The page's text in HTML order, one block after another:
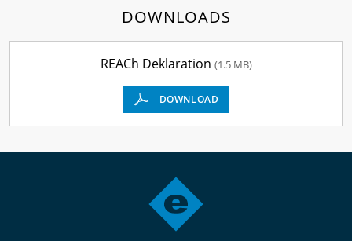
DOWNLOADS
REACh Deklaration (1.5 MB)
DOWNLOAD